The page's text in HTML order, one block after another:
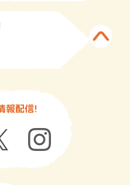
報配信!